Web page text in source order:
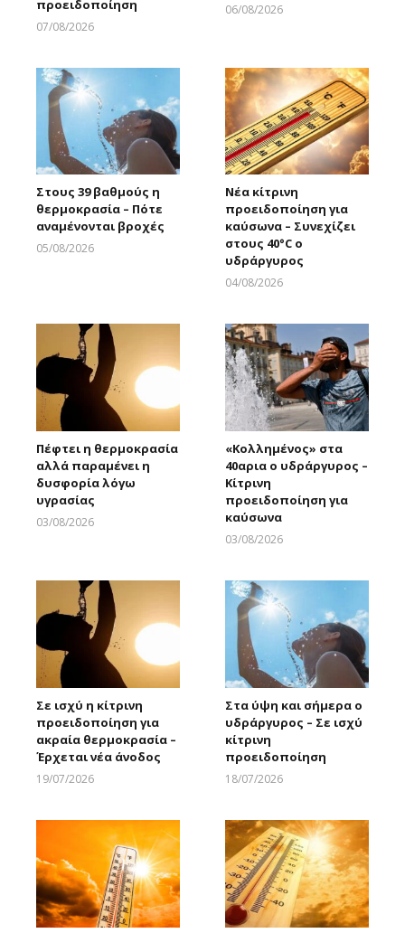
προειδοποίηση
07/08/2026
06/08/2026
Στους 39 βαθμούς η
θερμοκρασία – Πότε
αναμένονται βροχές
05/08/2026
Νέα κίτρινη
προειδοποίηση για
καύσωνα – Συνεχίζει
στους 40°C ο
υδράργυρος
04/08/2026
Πέφτει η θερμοκρασία
αλλά παραμένει η
δυσφορία λόγω
υγρασίας
03/08/2026
«Κολλημένος» στα
40αρια ο υδράργυρος –
Κίτρινη
προειδοποίηση για
καύσωνα
03/08/2026
Σε ισχύ η κίτρινη
προειδοποίηση για
ακραία θερμοκρασία –
Έρχεται νέα άνοδος
19/07/2026
Στα ύψη και σήμερα ο
υδράργυρος – Σε ισχύ
κίτρινη
προειδοποίηση
18/07/2026